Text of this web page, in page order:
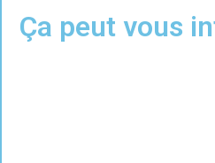
Ça peut vous